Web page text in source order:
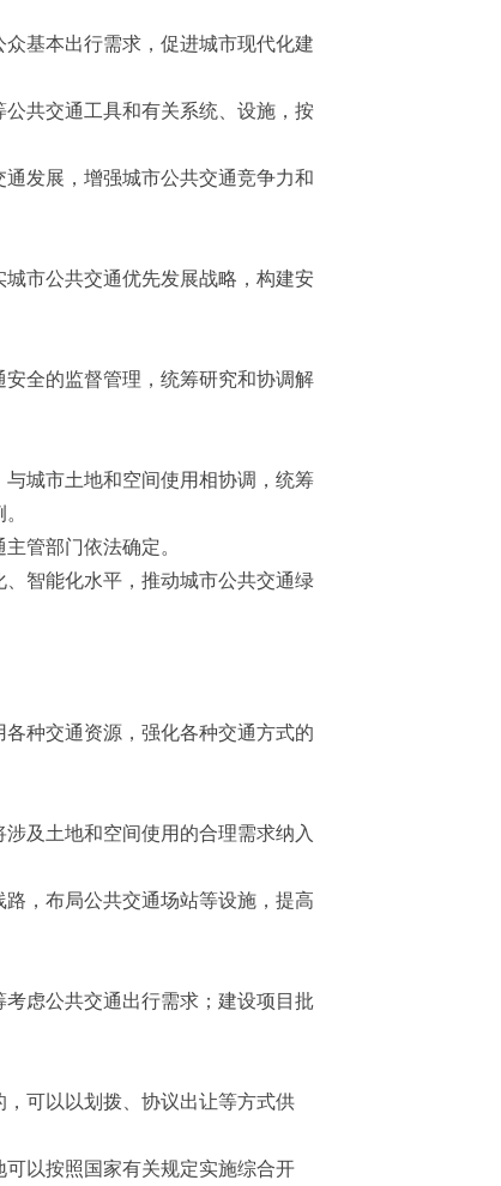
基本出行需求，促进城市现代化建
共交通工具和有关系统、设施，按
发展，增强城市公共交通竞争力和
市公共交通优先发展战略，构建安
全的监督管理，统筹研究和协调解
城市土地和空间使用相协调，统筹
管部门依法确定。
智能化水平，推动城市公共交通绿
种交通资源，强化各种交通方式的
及土地和空间使用的合理需求纳入
，布局公共交通场站等设施，提高
虑公共交通出行需求；建设项目批
可以以划拨、协议出让等方式供
以按照国家有关规定实施综合开